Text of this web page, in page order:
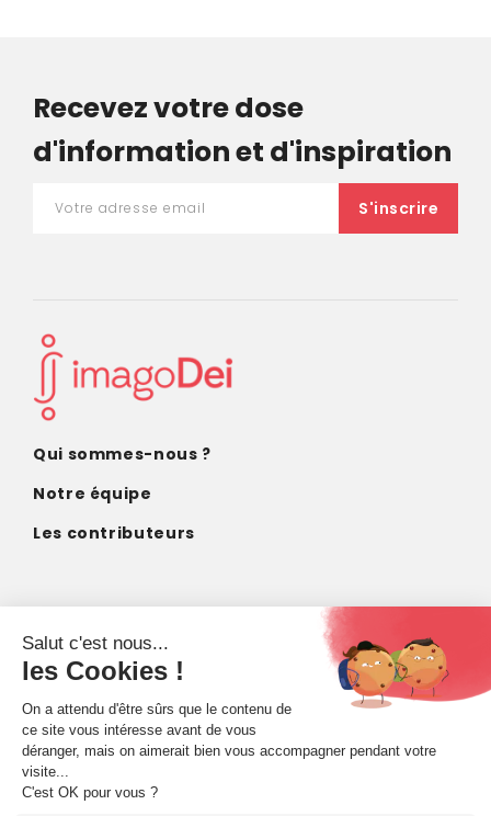
Recevez votre dose
d'information et d'inspiration
Qui sommes-nous ?
Notre équipe
Les contributeurs
contact@imagodei.fr
FAIRE UN DON